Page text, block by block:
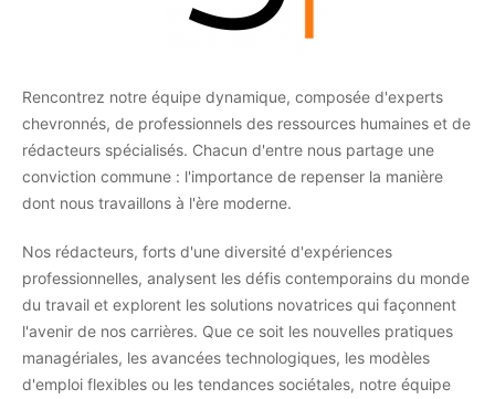
Rencontrez notre équipe dynamique, composée d'experts
chevronnés, de professionnels des ressources humaines et de
rédacteurs spécialisés. Chacun d'entre nous partage une
conviction commune : l'importance de repenser la manière
dont nous travaillons à l'ère moderne.
Nos rédacteurs, forts d'une diversité d'expériences
professionnelles, analysent les défis contemporains du monde
du travail et explorent les solutions novatrices qui façonnent
l'avenir de nos carrières. Que ce soit les nouvelles pratiques
managériales, les avancées technologiques, les modèles
d'emploi flexibles ou les tendances sociétales, notre équipe